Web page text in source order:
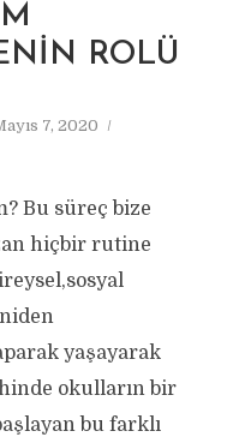
ROLÜ
7, 2020
Bu süreç bize
hiçbir rutine
yaşayarak
okulların bir
bu farklı